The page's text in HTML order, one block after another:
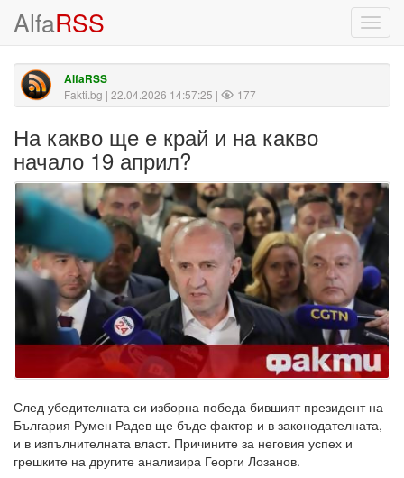
AlfaRSS
AlfaRSS
Fakti.bg | 22.04.2026 14:57:25 | 177
На какво ще е край и на какво
начало 19 април?
След убедителната си изборна победа бившият президент на
България Румен Радев ще бъде фактор и в законодателната,
и в изпълнителната власт. Причините за неговия успех и
грешките на другите анализира Георги Лозанов.